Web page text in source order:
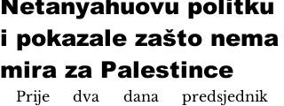
Netanyahuovu politku
i pokazale zašto nema
mira za Palestince
Prije dva dana predsjednik